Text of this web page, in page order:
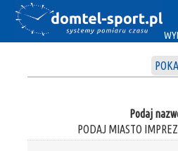
Podaj
PODAJ MIASTO